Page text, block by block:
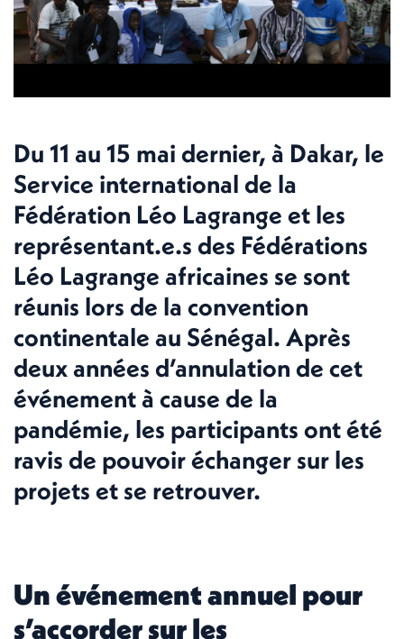
Du 11 au 15 mai dernier, à Dakar, le
Service international de la
Fédération Léo Lagrange et les
représentant.e.s des Fédérations
Léo Lagrange africaines se sont
réunis lors de la convention
continentale au Sénégal. Après
deux années d’annulation de cet
événement à cause de la
pandémie, les participants ont été
ravis de pouvoir échanger sur les
projets et se retrouver.
Un événement annuel pour
s’accorder sur les